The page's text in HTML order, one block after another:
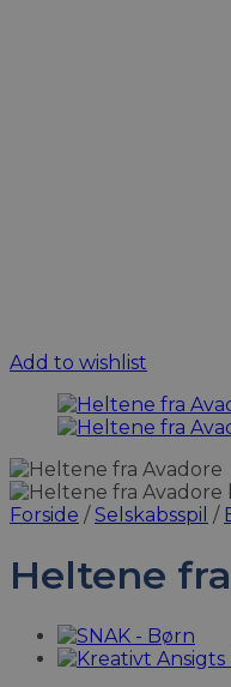
Add to wishlist
Forside / Selskabsspil /
Heltene